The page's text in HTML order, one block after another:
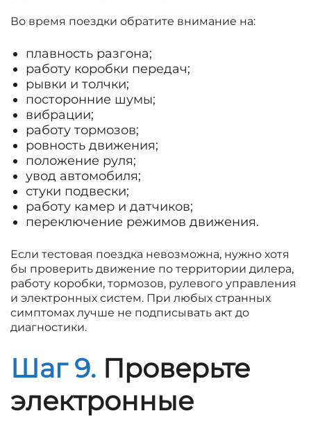
Во время поездки обратите внимание на:
плавность разгона;
работу коробки передач;
рывки и толчки;
посторонние шумы;
вибрации;
работу тормозов;
ровность движения;
положение руля;
увод автомобиля;
стуки подвески;
работу камер и датчиков;
переключение режимов движения.
Если тестовая поездка невозможна, нужно хотя
бы проверить движение по территории дилера,
работу коробки, тормозов, рулевого управления
и электронных систем. При любых странных
симптомах лучше не подписывать акт до
диагностики.
Шаг 9. Проверьте
электронные